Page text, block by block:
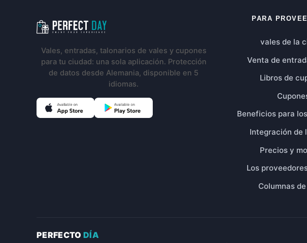
Navegación del pie de página
Vales, entradas, talonarios de vales y cupones
para tu ciudad: una sola aplicación. Protección
de datos desde Alemania, disponible en 5
idiomas.
PARA
vales de la
Venta de
Libros de
Beneficios para
Integración de
Precios y
Los
Columnas
PERFECTO DÍA